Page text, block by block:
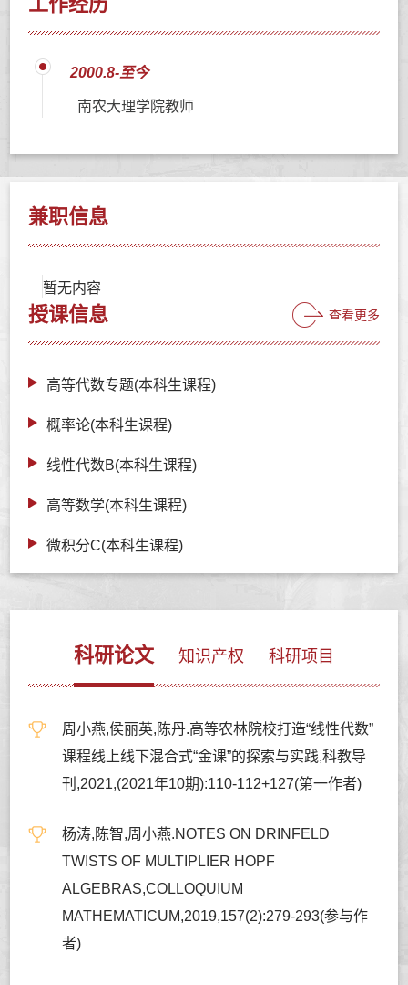
2000.8-至今
南农大理学院教师
兼职信息
暂无内容
授课信息 查看更多
高等代数专题(本科生课程)
概率论(本科生课程)
线性代数B(本科生课程)
高等数学(本科生课程)
微积分C(本科生课程)
科研论文 知识产权 科研项目
周小燕,侯丽英,陈丹.高等农林院校打造“线性代数”
课程线上线下混合式“金课”的探索与实践,科教导
刊,2021,(2021年10期):110-112+127(第一作者)
杨涛,陈智,周小燕.NOTES ON DRINFELD
TWISTS OF MULTIPLIER HOPF
ALGEBRAS,COLLOQUIUM
MATHEMATICUM,2019,157(2):279-293(参与作
者)